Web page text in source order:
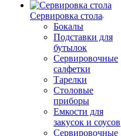
Сервировка стола
Бокалы
Подставки для
бутылок
Сервировочные
салфетки
Тарелки
Столовые
приборы
Емкости для
закусок и соусов
Сервировочные